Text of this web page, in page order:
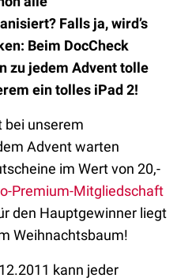
Falls ja, wird’s
Beim DocCheck
zu jedem Advent tolle
ein tolles iPad 2!
bei unserem
Advent warten
im Wert von 20,-
Premium-Mitgliedschaft
den Hauptgewinner liegt
Weihnachtsbaum!
kann jeder